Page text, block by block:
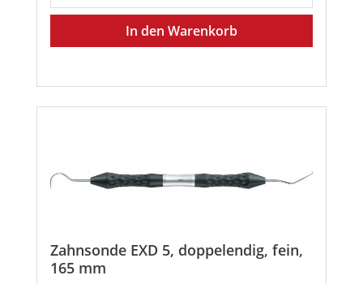
In den Warenkorb
Zahnsonde EXD 5, doppelendig, fein,
165 mm